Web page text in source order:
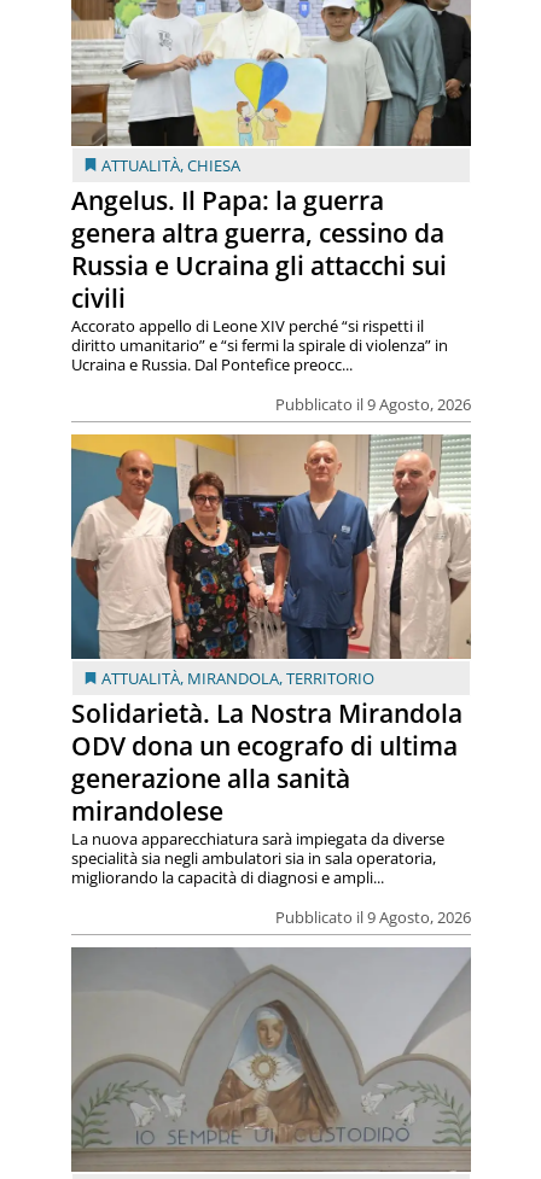
ATTUALITÀ,CHIESA
Angelus. Il Papa: la guerra
genera altra guerra, cessino da
Russia e Ucraina gli attacchi sui
civili
Pubblicato il 9 Agosto, 2026
Accorato appello di Leone XIV perché “si rispetti il
diritto umanitario” e “si fermi la spirale di violenza” in
Ucraina e Russia. Dal Pontefice preocc...
ATTUALITÀ, MIRANDOLA,TERRITORIO
Solidarietà. La Nostra Mirandola
ODV dona un ecografo di ultima
generazione alla sanità
mirandolese
Pubblicato il 9 Agosto, 2026
La nuova apparecchiatura sarà impiegata da diverse
specialità sia negli ambulatori sia in sala operatoria,
migliorando la capacità di diagnosi e ampli...